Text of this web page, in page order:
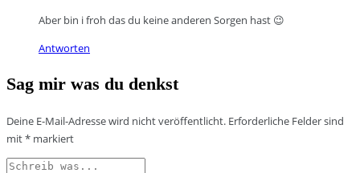
Aber bin i froh das du keine anderen Sorgen hast 😉
Antworten
Sag mir was du denkst
Deine E-Mail-Adresse wird nicht veröffentlicht. Erforderliche Felder sind
mit* markiert